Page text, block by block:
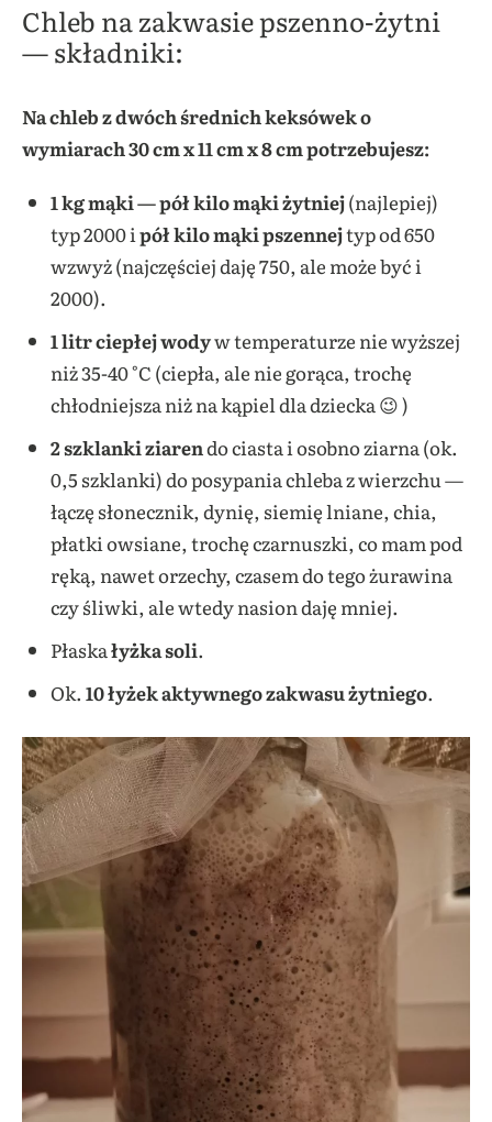
Chleb na zakwasie pszenno-żytni
— składniki:
Na chleb z dwóch średnich keksóweko
wymiarach 30 cm x 11 cm x 8 cmpotrzebujesz:
1 kg mąki — półkilo mąki żytniej(najlepiej)
typ 2000 ipół kilo mąki pszennejtyp od 650
wzwyż (najczęściej daję 750, ale może być i
2000).
1 litr ciepłej wodyw temperaturze nie wyższej
niż 35-40 °C (ciepła, ale nie gorąca, trochę
chłodniejsza niż na kąpiel dla dziecka 😉)
2 szklanki ziarendo ciastai osobno ziarna (ok.
0,5 szklanki) do posypania chleba z wierzchu —
łączę słonecznik, dynię, siemię lniane, chia,
płatki owsiane, trochę czarnuszki, co mam pod
ręką, nawet orzechy, czasem do tego żurawina
czy śliwki, ale wtedy nasion daję mniej.
Płaskałyżka soli.
Ok. 10 łyżek aktywnego zakwasu żytniego.